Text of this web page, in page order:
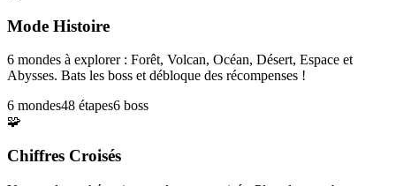
Mode Histoire
6 mondes à explorer : Forêt, Volcan, Océan, Désert, Espace et
Abysses. Bats les boss et débloque des récompenses !
6 mondes48 étapes6 boss
🧩
Chiffres Croisés